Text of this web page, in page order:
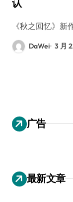
认
《秋之回忆
DaWei 3 月
广告
最新文章